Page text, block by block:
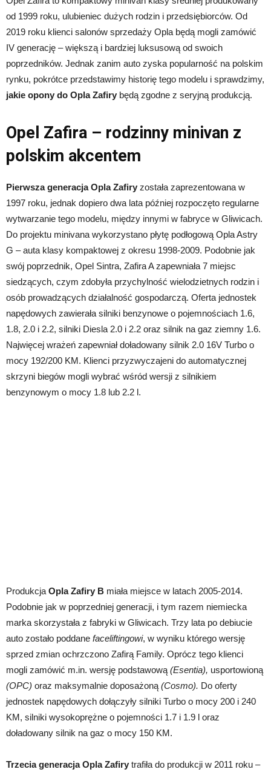
od 1999 roku, ulubieniec dużych rodzin i przedsiębiorców. Od
2019 roku klienci salonów sprzedaży Opla będą mogli zamówić
IV generację – większą i bardziej luksusową od swoich
poprzedników. Jednak zanim auto zyska popularność na polskim
rynku, pokrótce przedstawimy historię tego modelu i sprawdzimy,
jakie opony do Opla Zafiry będą zgodne z seryjną produkcją.
Opel Zafira – rodzinny minivan z
polskim akcentem
Pierwsza generacja Opla Zafiry została zaprezentowana w
1997 roku, jednak dopiero dwa lata później rozpoczęto regularne
wytwarzanie tego modelu, między innymi w fabryce w Gliwicach.
Do projektu minivana wykorzystano płytę podłogową Opla Astry
G – auta klasy kompaktowej z okresu 1998-2009. Podobnie jak
swój poprzednik, Opel Sintra, Zafira A zapewniała 7 miejsc
siedzących, czym zdobyła przychylność wielodzietnych rodzin i
osób prowadzących działalność gospodarczą. Oferta jednostek
napędowych zawierała silniki benzynowe o pojemnościach 1.6,
1.8, 2.0 i 2.2, silniki Diesla 2.0 i 2.2 oraz silnik na gaz ziemny 1.6.
Najwięcej wrażeń zapewniał doładowany silnik 2.0 16V Turbo o
mocy 192/200 KM. Klienci przyzwyczajeni do automatycznej
skrzyni biegów mogli wybrać wśród wersji z silnikiem
benzynowym o mocy 1.8 lub 2.2 l.
Produkcja Opla Zafiry B miała miejsce w latach 2005-2014.
Podobnie jak w poprzedniej generacji, i tym razem niemiecka
marka skorzystała z fabryki w Gliwicach. Trzy lata po debiucie
auto zostało poddane faceliftingowi, w wyniku którego wersję
sprzed zmian ochrzczono Zafirą Family. Oprócz tego klienci
mogli zamówić m.in. wersję podstawową (Esentia), usportowioną
(OPC) oraz maksymalnie doposażoną (Cosmo). Do oferty
jednostek napędowych dołączyły silniki Turbo o mocy 200 i 240
KM, silniki wysokoprężne o pojemności 1.7 i 1.9 l oraz
doładowany silnik na gaz o mocy 150 KM.
Trzecia generacja Opla Zafiry trafiła do produkcji w 2011 roku –